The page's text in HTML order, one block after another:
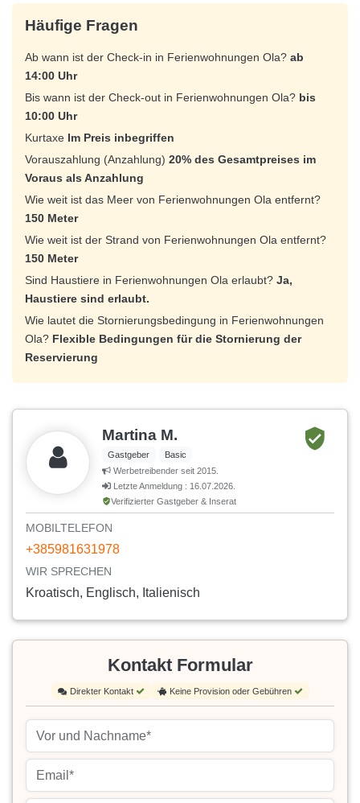
Häufige Fragen
Ab wann ist der Check-in in Ferienwohnungen Ola? ab
14:00 Uhr
Bis wann ist der Check-out in Ferienwohnungen Ola? bis
10:00 Uhr
Kurtaxe Im Preis inbegriffen
Vorauszahlung (Anzahlung) 20% des Gesamtpreises im
Voraus als Anzahlung
Wie weit ist das Meer von Ferienwohnungen Ola entfernt?
150 Meter
Wie weit ist der Strand von Ferienwohnungen Ola entfernt?
150 Meter
Sind Haustiere in Ferienwohnungen Ola erlaubt? Ja,
Haustiere sind erlaubt.
Wie lautet die Stornierungsbedingung in Ferienwohnungen
Ola? Flexible Bedingungen für die Stornierung der
Reservierung
Martina M.
Gastgeber
Basic
Werbetreibender seit 2015.
Letzte Anmeldung : 16.07.2026.
Verifizierter Gastgeber & Inserat
MOBILTELEFON
+385981631978
WIR SPRECHEN
Kroatisch, Englisch, Italienisch
Kontakt Formular
Direkter Kontakt Keine Provision oder Gebühren